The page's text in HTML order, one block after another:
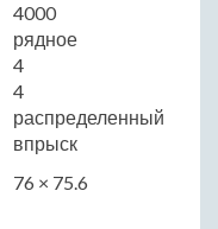
4000
рядное
4
4
распределенный
впрыск
76 × 75.6